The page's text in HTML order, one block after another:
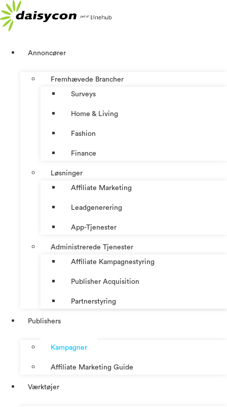
Videre
til
indhold
Annoncører
Fremhævede Brancher
Surveys
Home & Living
Fashion
Finance
Løsninger
Affiliate Marketing
Leadgenerering
App-Tjenester
Administrerede Tjenester
Affiliate Kampagnestyring
Publisher Acquisition
Partnerstyring
Publishers
Kampagner
Affiliate Marketing Guide
Værktøjer